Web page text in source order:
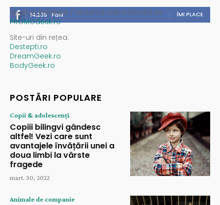
14,235 Fani ÎMI PLACE
Spații publicitare / reclamă administrată de
PROMOdesk.ro
Site-uri din rețea:
Destepti.ro
DreamGeek.ro
BodyGeek.ro
POSTĂRI POPULARE
Copii & adolescenți
Copiii bilingvi gândesc
altfel! Vezi care sunt
avantajele învățării unei a
doua limbi la vârste
fragede
mart. 30, 2022
Animale de companie